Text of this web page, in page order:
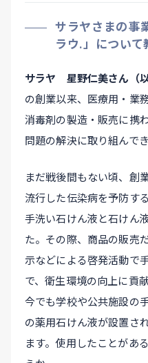
サラヤさまの事
ラウ.」について
サラヤ 星野仁美さん（以
の創業以来、医療用・業
消毒剤の製造・販売に携
問題の解決に取り組んでき
まだ戦後間もない頃、創
流行した伝染病を予防す
手洗い石けん液と石けん
た。その際、商品の販売
示などによる啓発活動で
で、衛生環境の向上に貢
今でも学校や公共施設の
の薬用石けん液が設置さ
ます。使用したことがあ